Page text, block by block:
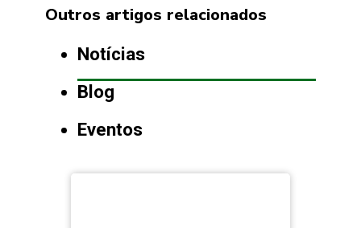
Outros artigos relacionados
Notícias
Blog
Eventos